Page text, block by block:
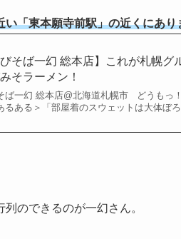
「東本願寺前駅」の近くにあり
びそば一幻 総本店】これが札幌
そラーメン！
ば一幻 総本店@北海道札幌市 どうもっ
るある＞「部屋着のスウェットは大体ぼ
のできるのが一幻さん。